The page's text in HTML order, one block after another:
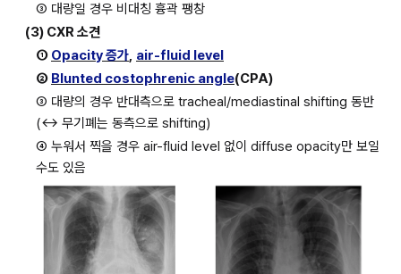
③ 대량일 경우 비대칭 흉곽 팽창
(3) CXR 소견
① Opacity 증가, air-fluid level
② Blunted costophrenic angle(CPA)
③ 대량의 경우 반대측으로 tracheal/mediastinal shifting 동반
(↔ 무기폐는 동측으로 shifting)
④ 누워서 찍을 경우 air-fluid level 없이 diffuse opacity만 보일
수도 있음